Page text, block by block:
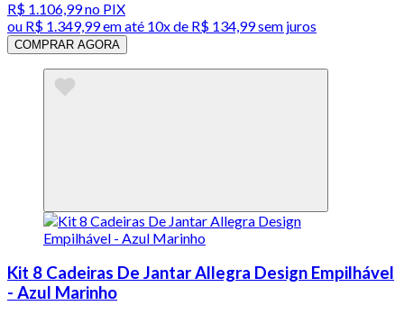
R$ 1.106,99no PIX
ou R$ 1.349,99em até 10x de R$ 134,99 sem juros
COMPRAR AGORA
Kit 8 Cadeiras De Jantar Allegra Design Empilhável
- Azul Marinho